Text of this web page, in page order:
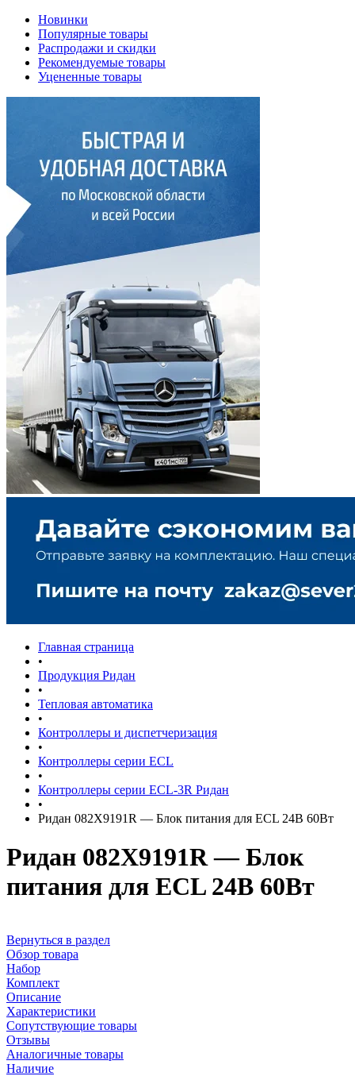
Новинки
Популярные товары
Распродажи и скидки
Рекомендуемые товары
Уцененные товары
Главная страница
•
Продукция Ридан
•
Тепловая автоматика
•
Контроллеры и диспетчеризация
•
Контроллеры серии ECL
•
Контроллеры серии ECL-3R Ридан
•
Ридан 082X9191R — Блок питания для ECL 24В 60Вт
Ридан 082X9191R — Блок
питания для ECL 24В 60Вт
Вернуться в раздел
Обзор товара
Набор
Комплект
Описание
Характеристики
Сопутствующие товары
Отзывы
Аналогичные товары
Наличие